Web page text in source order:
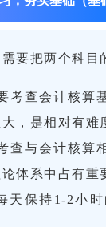
要把两个科目
考查会计核算
，是相对有难
查与会计核
体系中占有重
天保持1-2小